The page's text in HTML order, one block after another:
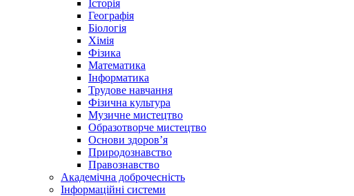
Історія
Географія
Біологія
Хімія
Фізика
Математика
Інформатика
Трудове навчання
Фізична культура
Музичне мистецтво
Образотворче мистецтво
Основи здоров’я
Природознавство
Правознавство
Академічна доброчесність
Інформаційні системи